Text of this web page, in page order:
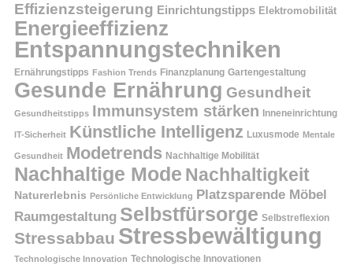
Effizienzsteigerung Einrichtungstipps Elektromobilität
Energieeffizienz
Entspannungstechniken
Ernährungstipps Fashion Trends Finanzplanung Gartengestaltung
Gesunde Ernährung Gesundheit
Gesundheitstipps Immunsystem stärken Inneneinrichtung
IT-Sicherheit Künstliche Intelligenz Luxusmode Mentale
Gesundheit Modetrends Nachhaltige Mobilität
Nachhaltige Mode Nachhaltigkeit
Naturerlebnis Persönliche Entwicklung Platzsparende Möbel
Raumgestaltung Selbstfürsorge Selbstreflexion
Stressabbau Stressbewältigung
Technologische Innovation Technologische Innovationen